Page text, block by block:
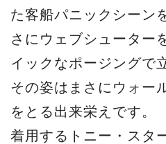
た客船パニックシーン
さにウェブシューター
イックなポージングで
その姿はまさにウォー
をとる出来栄えです。
着用するトニー・スタ